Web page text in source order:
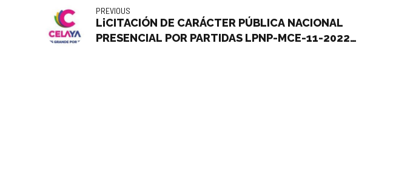
PREVIOUS
LiCITACIÓN DE CARÁCTER PÚBLICA NACIONAL
PRESENCIAL POR PARTIDAS LPNP-MCE-11-2022